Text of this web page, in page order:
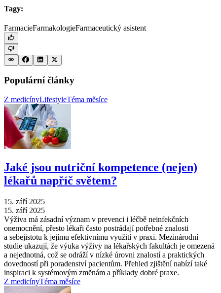
Tagy:
FarmacieFarmakologieFarmaceutický asistent
Populární články
Z medicínyLifestyleTéma měsíce
Jaké jsou nutriční kompetence (nejen)
lékařů napříč světem?
15. září 2025
15. září 2025
Výživa má zásadní význam v prevenci i léčbě neinfekčních
onemocnění, přesto lékaři často postrádají potřebné znalosti
a sebejistotu k jejímu efektivnímu využití v praxi. Mezinárodní
studie ukazují, že výuka výživy na lékařských fakultách je omezená
a nejednotná, což se odráží v nízké úrovni znalostí a praktických
dovedností při poradenství pacientům. Přehled zjištění nabízí také
inspiraci k systémovým změnám a příklady dobré praxe.
Z medicínyTéma měsíce